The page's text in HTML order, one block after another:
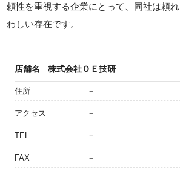
頼性を重視する企業にとって、同社は頼
わしい存在です。
店舗名 株式会社ＯＥ技研
住所 －
アクセス －
TEL －
FAX －